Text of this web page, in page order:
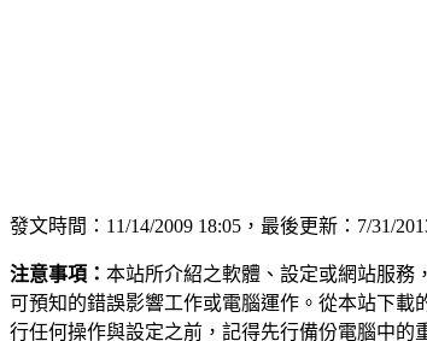
發文時間：11/14/2009 18:05，最後更新：7/31/
注意事項： 本站所介紹之軟體、設定或網站服務
可預知的錯誤影響工作或電腦運作。從本站下
行任何操作與設定之前，記得先行備份電腦中